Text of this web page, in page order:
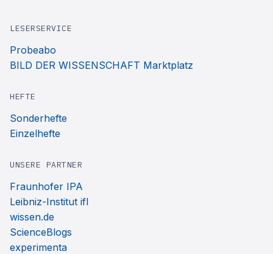
LESERSERVICE
Probeabo
BILD DER WISSENSCHAFT Marktplatz
HEFTE
Sonderhefte
Einzelhefte
UNSERE PARTNER
Fraunhofer IPA
Leibniz-Institut ifl
wissen.de
ScienceBlogs
experimenta